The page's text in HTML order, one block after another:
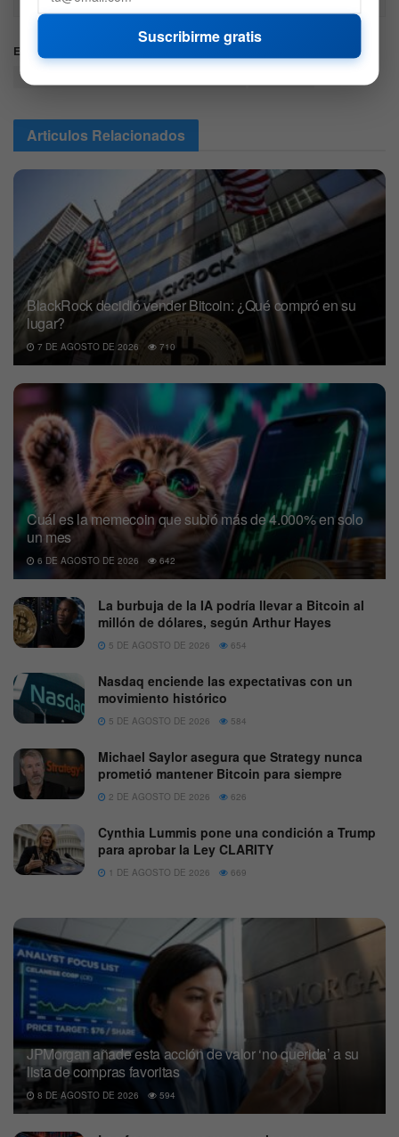
Etiquetas:
CardanoMuestraCrecimientoContinuo
Articulos Relacionados
BlackRock decidió vender Bitcoin: ¿Qué compró en su
lugar?
7 DE AGOSTO DE 2026 710
Cuál es la memecoin que subió más de 4.000% en solo
un mes
6 DE AGOSTO DE 2026 642
La burbuja de la IA podría llevar a Bitcoin al
millón de dólares, según Arthur Hayes
5 DE AGOSTO DE 2026 654
Nasdaq enciende las expectativas con un
movimiento histórico
5 DE AGOSTO DE 2026 584
Michael Saylor asegura que Strategy nunca
prometió mantener Bitcoin para siempre
2 DE AGOSTO DE 2026 626
Cynthia Lummis pone una condición a Trump
para aprobar la Ley CLARITY
1 DE AGOSTO DE 2026 669
JPMorgan añade esta acción de valor ‘no querida’ a su
lista de compras favoritas
8 DE AGOSTO DE 2026 594
Suscribirme gratis